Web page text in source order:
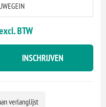
BTW
INSCHRIJVEN
verlanglijst